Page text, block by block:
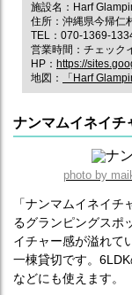
施設名：Harf
住所：沖縄県今帰仁
TEL：070-1369-
営業時間：チェッ
HP： https://
地図：
「Harf
ナンマムイネイチ
photo by
「ナンマムイネイ
るグランピングスポ
イチャー感が溢れて
一棟貸切です。
などにも使えます。